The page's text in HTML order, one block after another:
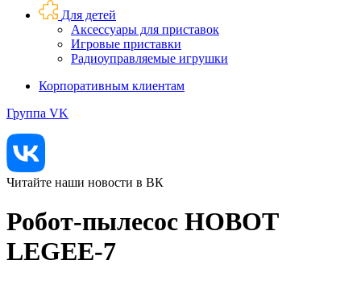
Для детей
Аксессуары для приставок
Игровые приставки
Радиоуправляемые игрушки
Корпоративным клиентам
Группа VK
Читайте наши новости в ВК
Робот-пылесос HOBOT
LEGEE-7